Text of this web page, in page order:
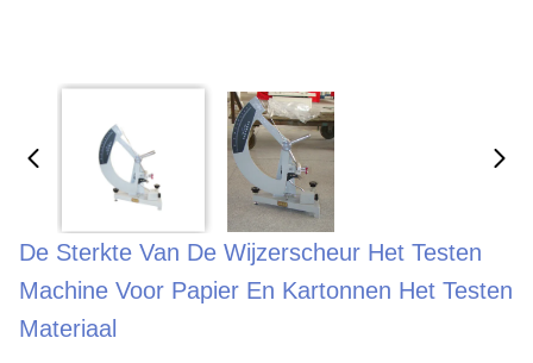
De Sterkte Van De Wijzerscheur Het Testen
Machine Voor Papier En Kartonnen Het Testen
Materiaal